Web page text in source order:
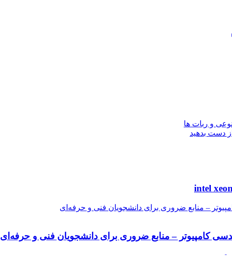
– منابع ضروری برای دانشجویان فنی و حرفه‌ای
کامپیوتر – منابع ضروری برای دانشجویان فنی و حرفه‌ای